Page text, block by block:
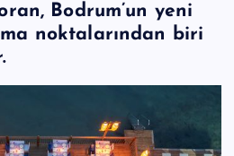
Bodrum’un yeni
noktalarından biri